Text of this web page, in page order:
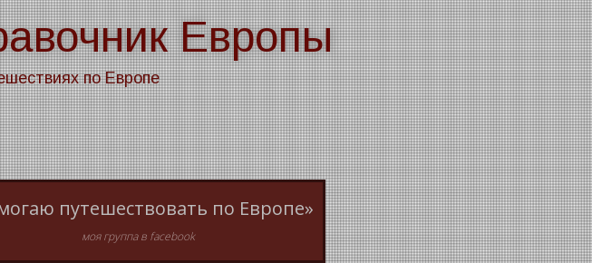
Европы
по Европе
путешествовать по Европе»
моя группа в facebook